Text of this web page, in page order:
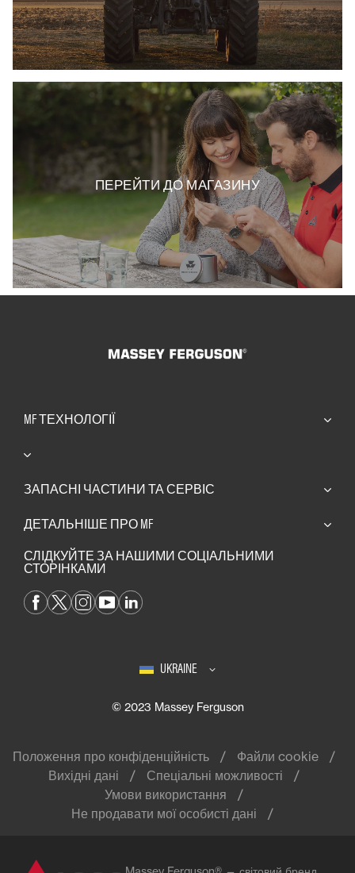
ПЕРЕЙТИ ДО МАГАЗИНУ
MF ТЕХНОЛОГІЇ
ЗАПАСНІ ЧАСТИНИ ТА СЕРВІС​
ДЕТАЛЬНІШЕ ПРО MF
СЛІДКУЙТЕ ЗА НАШИМИ СОЦІАЛЬНИМИ
СТОРІНКАМИ
UKRAINE
© 2023 Massey Ferguson
Положення про конфіденційність
Файли cookie
Вихідні дані
Спеціальні можливості
Умови використання
Не продавати мої особисті дані